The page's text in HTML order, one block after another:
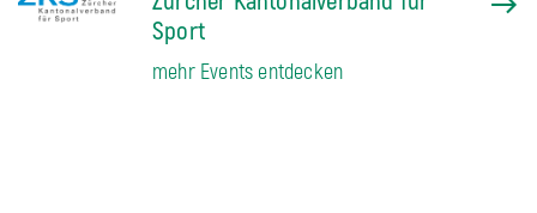
Sport
mehr Events entdecken